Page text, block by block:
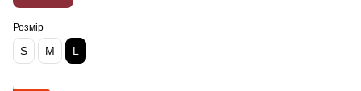
Розмір
S M L